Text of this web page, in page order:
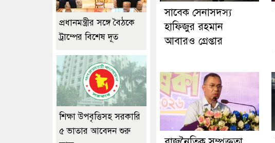
সাবেক সেনাসদস্য
হাফিজুর রহমান
আবারও গ্রেপ্তার
প্রধানমন্ত্রীর সঙ্গে বৈঠকে
ট্রাম্পের বিশেষ দূত
শিক্ষা উপবৃত্তিসহ সরকারি
৫ ভাতার আবেদন শুরু